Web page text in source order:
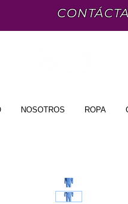
NOSOTROS ROPA